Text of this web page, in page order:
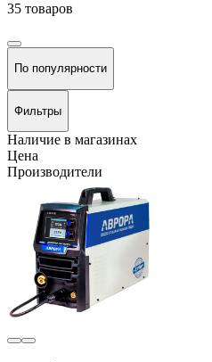
35 товаров
По популярности
Фильтры
Наличие в магазинах
Цена
Производители